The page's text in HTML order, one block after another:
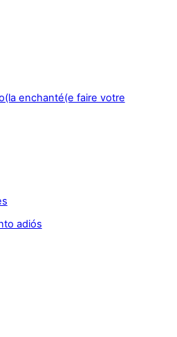
enchanté(e faire votre
adiós